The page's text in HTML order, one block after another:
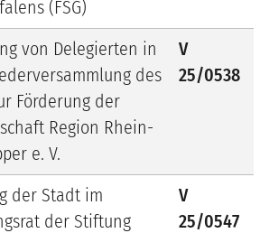
(FSG)
von Delegierten in
des
Förderung der
Region Rhein-
e. V.
V
25/0538
der Stadt im
der Stiftung
V
25/0547